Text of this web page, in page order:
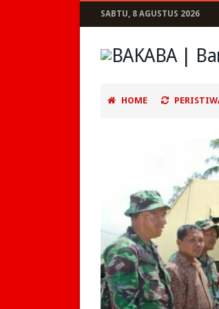
SABTU, 8 AGUSTUS 2026
HOME